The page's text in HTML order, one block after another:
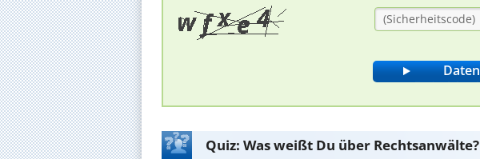
Quiz: Was weißt Du über Rechtsanwälte?